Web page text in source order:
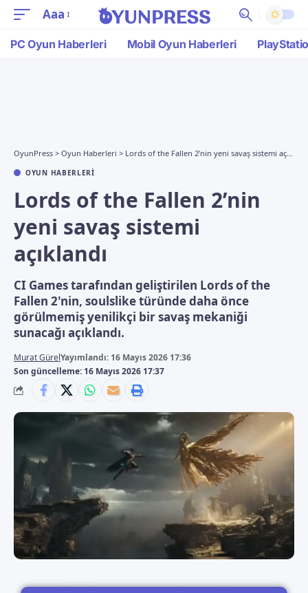
Aaa
PC Oyun Haberleri Mobil Oyun Haberleri
OyunPress > Oyun Haberleri > Lords of the Fallen 2’nin yeni savaş sistemi açıklandı
OYUN HABERLERI
Lords of the Fallen 2’nin
yeni savaş sistemi
açıklandı
CI Games tarafından geliştirilen Lords of the
Fallen 2'nin, soulslike türünde daha önce
görülmemiş yenilikçi bir savaş mekaniği
sunacağı açıklandı.
Son güncelleme: 16 Mayıs 2026 17:37
Murat GürelYayımlandı: 16 Mayıs 2026 17:36